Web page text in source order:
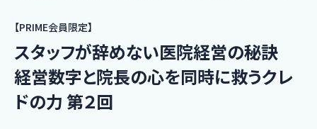
【PRIME会員限定】
スタッフが辞めない医院経営の秘訣
経営数字と院長の心を同時に救うクレ
ドの力 第２回